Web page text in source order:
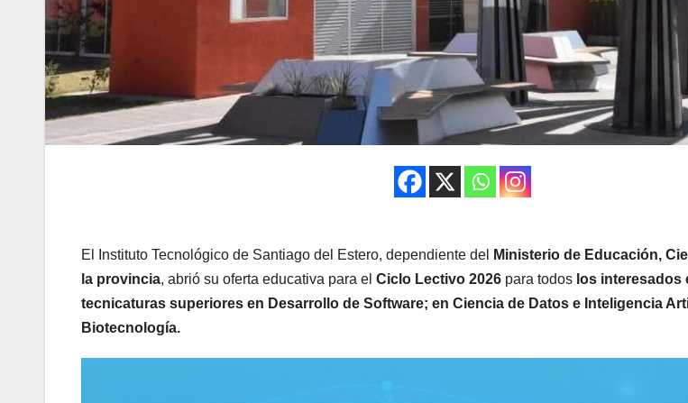
El Instituto Tecnológico de Santiago del Estero, dependiente del
Ministerio de Educación,
la provincia, abrió su oferta educativa para el Ciclo Lectivo 2026 para todos los interesados
tecnicaturas superiores en Desarrollo de Software; en Ciencia de Datos e Inteligencia
Biotecnología.